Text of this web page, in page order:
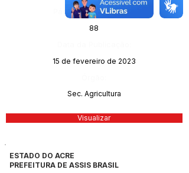
Página da Publicação:
88
15 de fevereiro de 2023
Sec. Agricultura
Visualizar
ESTADO DO ACRE
PREFEITURA DE ASSIS BRASIL